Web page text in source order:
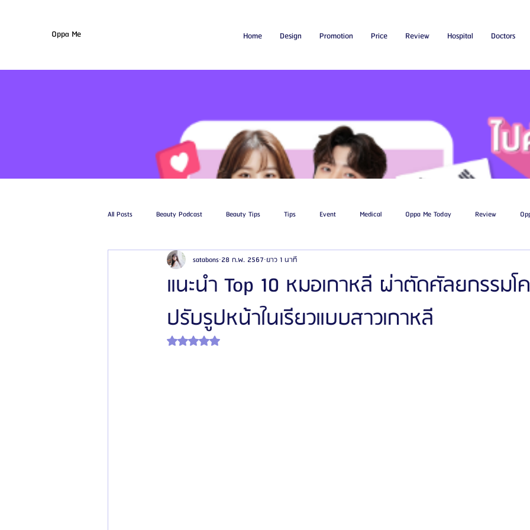
Home Design Promotion Price Review Hospital Doctors
Oppa Me
All Posts Beauty Podcast Beauty Tips Tips Event Medical Oppa Me Today Review
รีวิวศัลยกรรมฉีดไขมัน รีวิวศัลยกรรมดูดไขมัน
โรงพยาบาลศัลยกรรมเฟรช โรงพยาบาลศัลยกรรมจีเอ็นจี โรงพยาบาลศัลยกรรมอิมเมจอัพ
แนะนำ Top 10 หมอเกาหลี ผ่าตัดศัลยกรรมโ
ปรับรูปหน้าในเรียวแบบสาวเกาหลี
satabons 28 ก.พ. 2567 ยาว 1 นาที
ได้รับ NaN เต็ม 5 ดาว